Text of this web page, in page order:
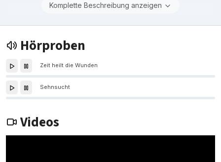
Komplette Beschreibung anzeigen
Hörproben
Zeit heilt die Wunden
Sehnsucht
Videos